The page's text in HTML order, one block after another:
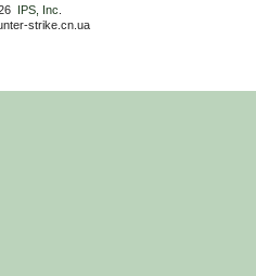
IPS, Inc
strike.cn.ua